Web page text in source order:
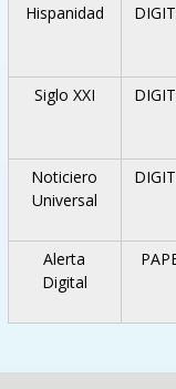
Hispanidad
Siglo XXI
Noticiero
Universal
Alerta
Digital